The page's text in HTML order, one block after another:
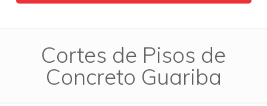
Cortes de Pisos de
Concreto Guariba